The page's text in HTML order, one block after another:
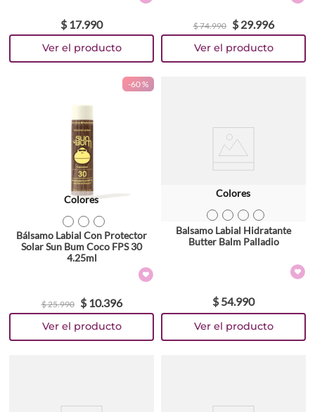
$ 17.990 $74.990 $ 29.996
-60 %
Colores
Bálsamo Labial Con Protector
Solar Sun Bum Coco FPS 30
4.25ml
$25.990 $ 10.396
Colores
Balsamo Labial Hidratante
Butter Balm Palladio
$ 54.990